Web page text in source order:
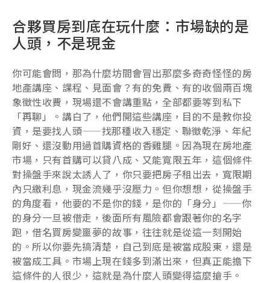
合夥買房到底在玩什麼：市場缺的是
人頭，不是現金
你可能會問，那為什麼坊間會冒出那麼多奇奇怪怪的房
地產講座、課程、見面會？有的免費、有的收個兩百塊
象徵性收費，現場還不會講重點，全部都要等到私下
「再聊」。講白了，他們開這些講座，目的不是教你投
資，是要找人頭——找那種收入穩定、聯徵乾淨、年紀
剛好、還沒動用過首購資格的香雞腿。因為現在房地產
市場，只有首購可以貸八成、又能寬限五年，這個條件
對操盤手來說太誘人了，你只要把房子租出去，寬限期
內只繳利息，現金流幾乎沒壓力。但你想想，從操盤手
的角度看，他要的不是你的錢，是你的「身分」——你
的身分一旦被借走，後面所有風險都會跟著你的名字
跑，借名買房變噩夢的故事，往往就是從這一刻開始
的。所以你要先搞清楚，自己到底是被當成股東，還是
被當成工具。市場上現在錢多到滿出來，但真正能擔下
這條件的人很少，這就是為什麼人頭變得這麼搶手。